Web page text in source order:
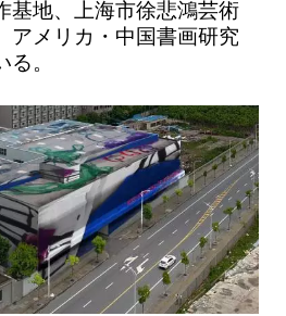
基地、上海市徐悲鴻芸術
アメリカ・中国書画研究
。